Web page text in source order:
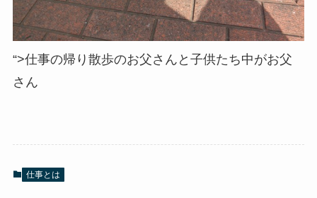
“>仕事の帰り散歩のお父さんと子供たち中がお父
さん
仕事とは